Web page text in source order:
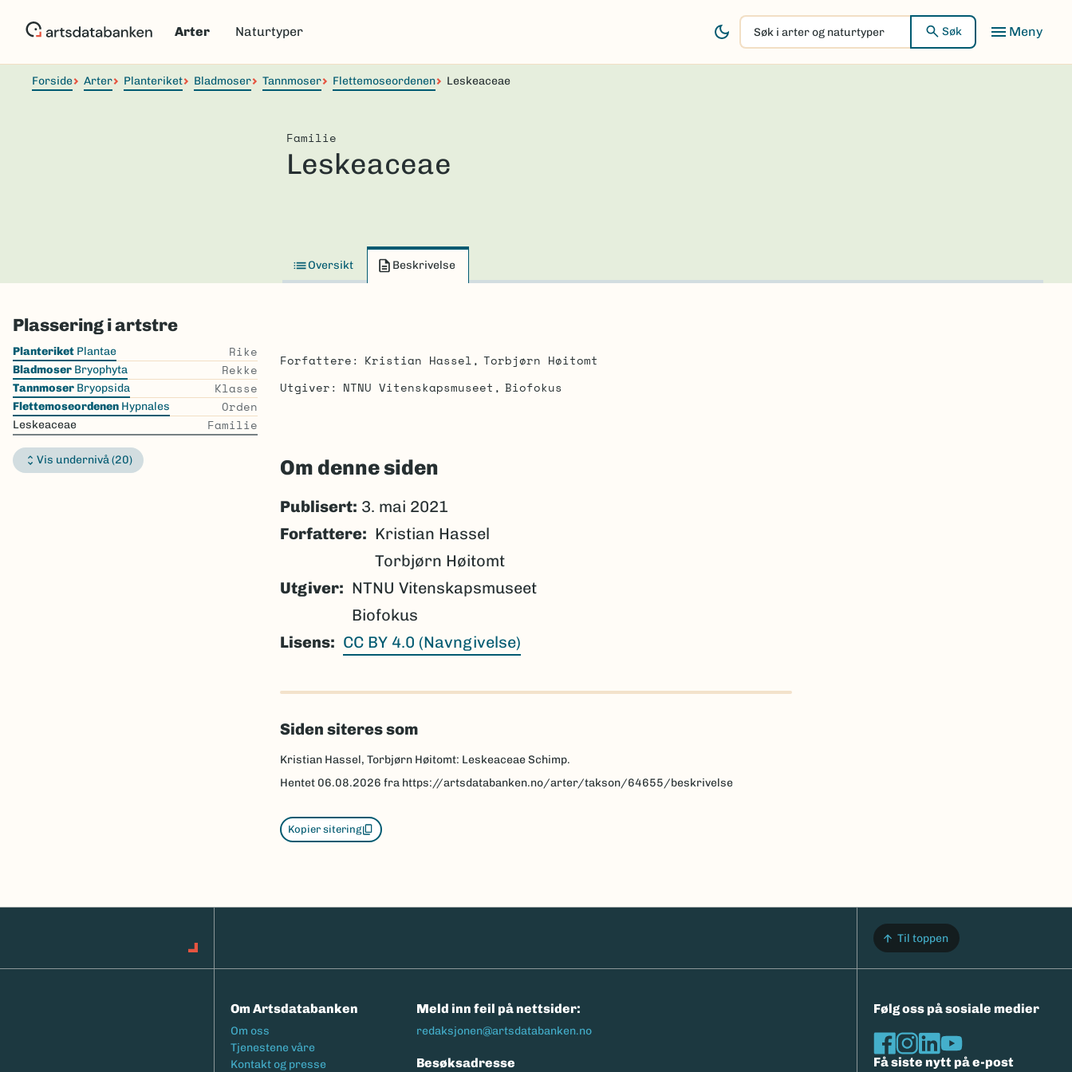
Arter Naturtyper
Søk
i
arter
Søk
Forside Arter Planteriket Bladmoser Tannmoser Flettemoseordenen Leskeaceae
Familie
Leskeaceae
Oversikt Beskrivelse
Plassering i artstre
Skip
the
list
Planteriket Plantae Rike
Bladmoser Bryophyta Rekke
Tannmoser Bryopsida Klasse
Flettemoseordenen Hypnales Orden
Leskeaceae Familie
Vis undernivå (20)
Forfattere Kristian Hassel
Torbjørn Høitomt
Utgiver
NTNU Vitenskapsmuseet Biofokus
Om denne siden
Publisert: 3. mai 2021
Forfattere
Kristian Hassel
Torbjørn Høitomt
Utgiver
NTNU Vitenskapsmuseet
Biofokus
Lisens
CC BY 4.0 (Navngivelse)
Siden siteres som
Kristian Hassel, Torbjørn Høitomt: Leskeaceae Schimp.
Hentet 06.08.2026 fra https://artsdatabanken.no/arter/takson/64655/beskrivelse
Kopier sitering
Til toppen
Om Artsdatabanken
Footermeny
Om oss
Tjenestene våre
Kontakt og presse
Meld inn feil på nettsider:
redaksjonen@artsdatabanken.no
Besøksadresse
Følg oss på sosiale medier
Få siste nytt på e-post